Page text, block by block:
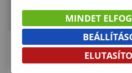
KAPCSOLÓDÓ
MINDET